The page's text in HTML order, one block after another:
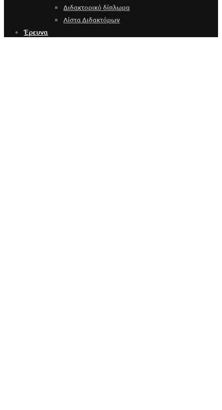
Διδακτορικό δίπλωμα
Λίστα Διδακτόρων
Έρευνα